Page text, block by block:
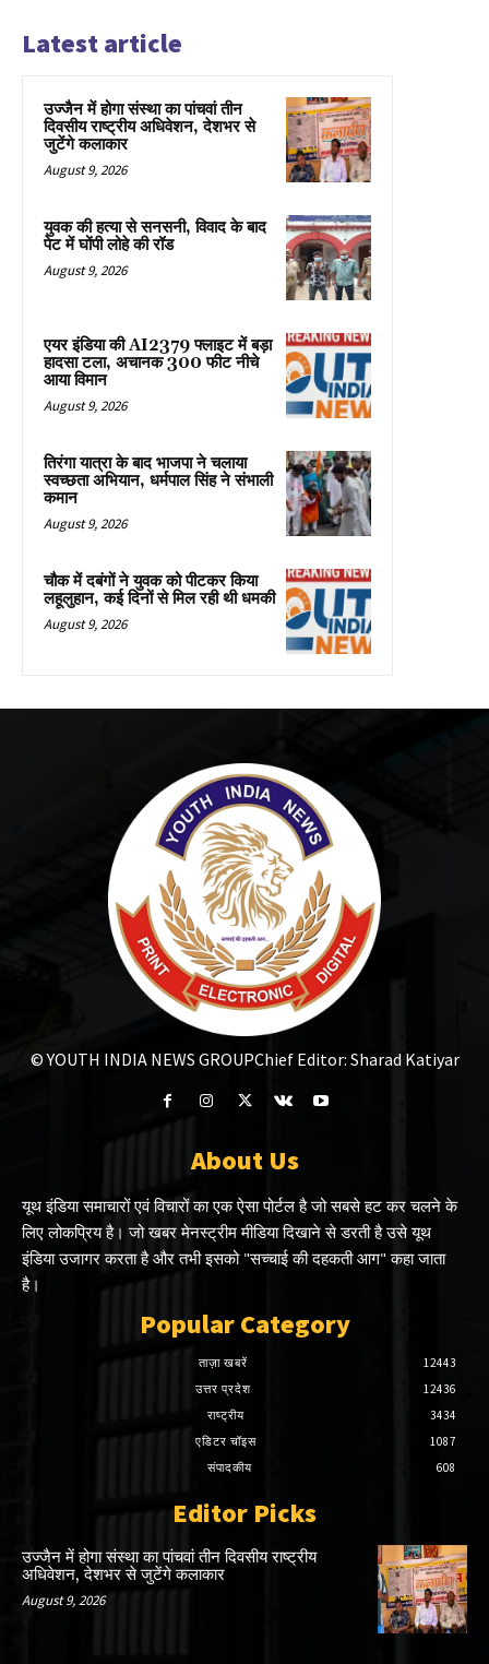
Latest article
उज्जैन में होगा संस्था का पांचवां तीन
दिवसीय राष्ट्रीय अधिवेशन, देशभर से
जुटेंगे कलाकार
August 9, 2026
युवक की हत्या से सनसनी, विवाद के बाद
पेट में घोंपी लोहे की रॉड
August 9, 2026
एयर इंडिया की AI2379 फ्लाइट में बड़ा
हादसा टला, अचानक 300 फीट नीचे
आया विमान
August 9, 2026
तिरंगा यात्रा के बाद भाजपा ने चलाया
स्वच्छता अभियान, धर्मपाल सिंह ने संभाली
कमान
August 9, 2026
चौक में दबंगों ने युवक को पीटकर किया
लहूलुहान, कई दिनों से मिल रही थी धमकी
August 9, 2026
© YOUTH INDIA NEWS GROUPChief Editor: Sharad Katiyar
About Us
यूथ इंडिया समाचारों एवं विचारों का एक ऐसा पोर्टल है जो सबसे हट कर चलने के
लिए लोकप्रिय है। जो खबर मेनस्ट्रीम मीडिया दिखाने से डरती है उसे यूथ
इंडिया उजागर करता है और तभी इसको "सच्चाई की दहकती आग" कहा जाता
है।
Popular Category
ताज़ा खबरें
12443
उत्तर प्रदेश
12436
राष्ट्रीय
3434
एडिटर चॉइस
1087
संपादकीय
608
Editor Picks
उज्जैन में होगा संस्था का पांचवां तीन दिवसीय राष्ट्रीय
अधिवेशन, देशभर से जुटेंगे कलाकार
August 9, 2026